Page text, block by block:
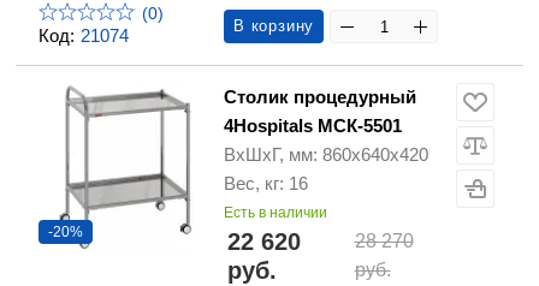
Код: 21074
(0)
В корзину
-20%
Столик процедурный
4Hospitals МСК-5501
ВхШхГ, мм: 860х640х420
Вес, кг: 16
Есть в наличии
22 620
руб.
28 270
руб.